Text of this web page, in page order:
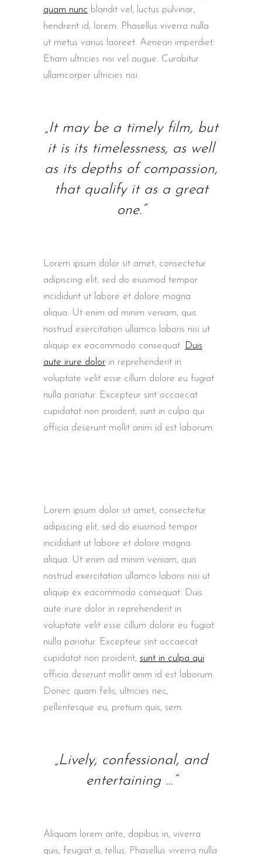
quam nunc blandit vel, luctus pulvinar,
hendrerit id, lorem. Phasellus viverra nulla
ut metus varius laoreet. Aenean imperdiet.
Etiam ultricies nisi vel augue. Curabitur
ullamcorper ultricies nisi.
„It may be a timely film, but
it is its timelessness, as well
as its depths of compassion,
that qualify it as a great
one.“
Lorem ipsum dolor sit amet, consectetur
adipiscing elit, sed do eiusmod tempor
incididunt ut labore et dolore magna
aliqua. Ut enim ad minim veniam, quis
nostrud exercitation ullamco laboris nisi ut
aliquip ex eacommodo consequat. Duis
aute irure dolor in reprehenderit in
voluptate velit esse cillum dolore eu fugiat
nulla pariatur. Excepteur sint occaecat
cupidatat non proident, sunt in culpa qui
officia deserunt mollit anim id est laborum.
Lorem ipsum dolor sit amet, consectetur
adipiscing elit, sed do eiusmod tempor
incididunt ut labore et dolore magna
aliqua. Ut enim ad minim veniam, quis
nostrud exercitation ullamco laboris nisi ut
aliquip ex eacommodo consequat. Duis
aute irure dolor in reprehenderit in
voluptate velit esse cillum dolore eu fugiat
nulla pariatur. Excepteur sint occaecat
cupidatat non proident, sunt in culpa qui
officia deserunt mollit anim id est laborum.
Donec quam felis, ultricies nec,
pellentesque eu, pretium quis, sem.
„Lively, confessional, and
entertaining …“
Aliquam lorem ante, dapibus in, viverra
quis, feugiat a, tellus. Phasellus viverra nulla